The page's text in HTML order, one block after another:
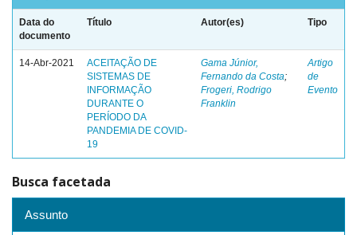
Data do
documento
Título Autor(es) Tipo
14-Abr-2021
ACEITAÇÃO DE
SISTEMAS DE
INFORMAÇÃO
DURANTE O
PERÍODO DA
PANDEMIA DE COVID-
19
Gama Júnior,
Fernando da Costa;
Frogeri, Rodrigo
Franklin
Artigo
de
Evento
Busca facetada
Assunto